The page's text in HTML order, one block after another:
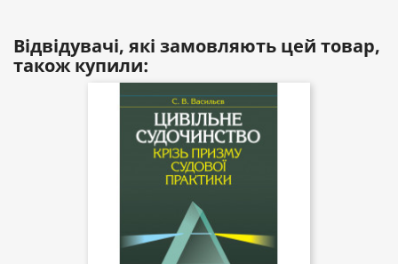
Відвідувачі, які замовляють цей товар,
також купили: